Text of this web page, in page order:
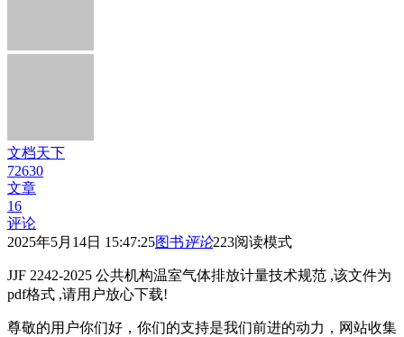
文档天下
72630
文章
16
评论
2025年5月14日 15:47:25图书评论223阅读模式
JJF 2242-2025 公共机构温室气体排放计量技术规范 ,该文件为
pdf格式 ,请用户放心下载!
尊敬的用户你们好，你们的支持是我们前进的动力，网站收集